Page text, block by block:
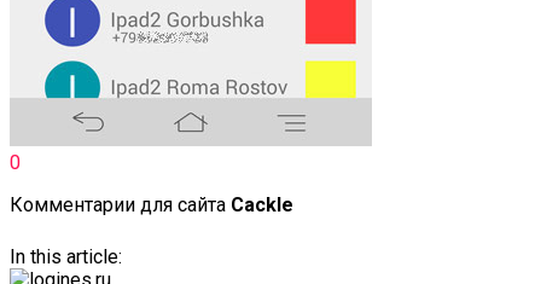
0
Комментарии для сайта Cackle
In this article: